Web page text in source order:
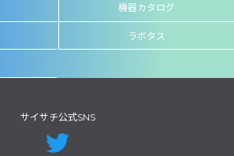
機器カタログ
ラボタス
サイサチ公式SNS